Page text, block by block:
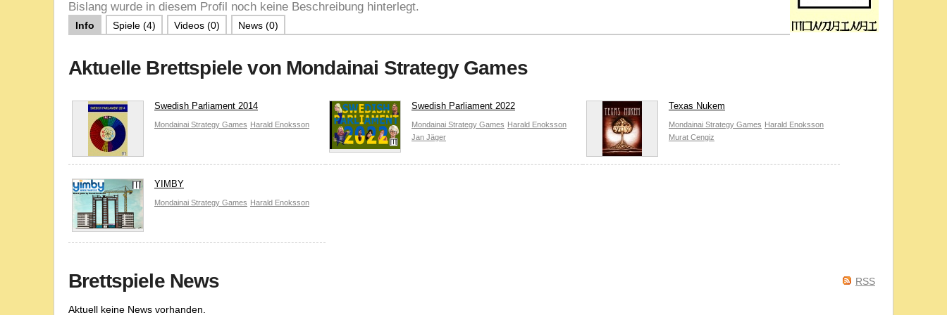
Bislang wurde in diesem Profil noch keine Beschreibung hinterlegt.
Info Spiele (4) Videos (0) News (0)
Aktuelle Brettspiele von Mondainai Strategy Games
Swedish Parliament 2014
Mondainai Strategy Games Harald Enoksson
Swedish Parliament 2022
Mondainai Strategy Games Harald Enoksson
Jan Jäger
Texas Nukem
Mondainai Strategy Games Harald Enoksson
Murat Cengiz
YIMBY
Mondainai Strategy Games Harald Enoksson
RSS
Brettspiele News
Aktuell keine News vorhanden.